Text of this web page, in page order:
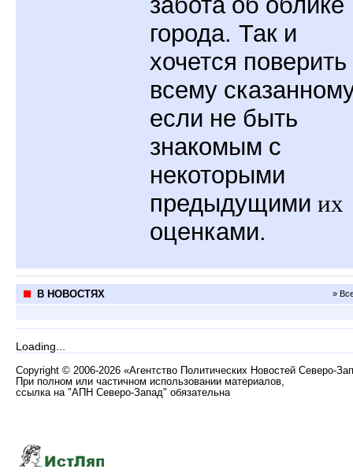
города. Так и
хочется поверить
всему
если не быть
знакомым с
некоторыми
предыдущими их
оценками.
В НОВОСТЯХ »
Loading...
Copyright © 2006-2026 «Агентство Политических Новостей Северо-
При полном или частичном использовании материалов,
ссылка на "АПН Северо-Запад" обязательна